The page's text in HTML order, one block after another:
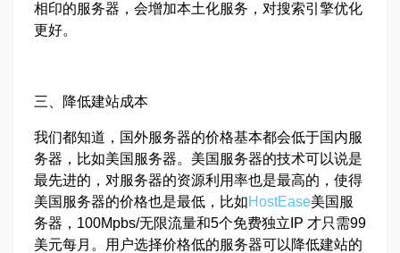
相印的服务器，会增加本土化服务，对搜索引擎优化
更好。
三、降低建站成本
我们都知道，国外服务器的价格基本都会低于国内服
务器，比如美国服务器。美国服务器的技术可以说是
最先进的，对服务器的资源利用率也是最高的，使得
美国服务器的价格也是最低，比如HostEase美国服
务器，100Mpbs/无限流量和5个免费独立IP 才只需99
美元每月。用户选择价格低的服务器可以降低建站的